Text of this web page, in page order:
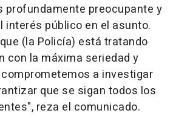
profundamente preocupante y
interés público en el asunto.
(la Policía) está tratando
con la máxima seriedad y
a investigar
que se sigan todos los
reza el comunicado.